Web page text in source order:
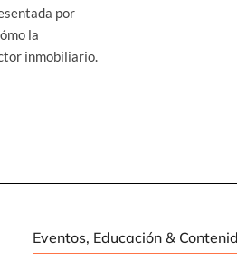
por
la
inmobiliario.
Eventos, Educación &